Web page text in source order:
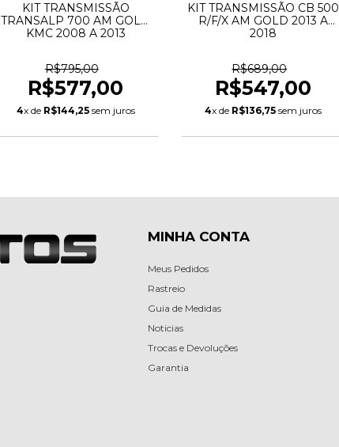
KIT TRANSMISSÃO
TRANSALP 700 AM GOLD
KMC 2008 A 2013
R$795,00
R$577,00
4x de R$144,25sem juros
KIT TRANSMISSÃO CB 500
R/F/X AM GOLD 2013 A
2018
R$689,00
R$547,00
4x de R$136,75 sem juros
MINHA CONTA
Meus Pedidos
Rastreio
Guia de Medidas
Noticias
Trocas e Devoluções
Garantia